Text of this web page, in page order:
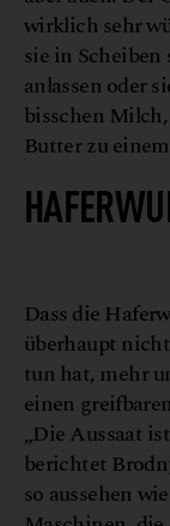
wirklich sehr
sie in
anlassen oder
bisschen
Butter zu
Dass die
überhaupt
tun hat, mehr
einen
„Die Aussaat
berichtet
so aussehen